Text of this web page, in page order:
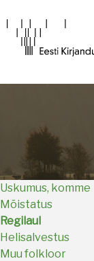
Main
Uskumus, komme
Mõistatus
Regilaul
Helisalvestus
Muu folkloor